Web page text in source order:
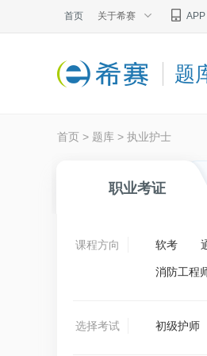
首页 关于希赛 APP
题
首页 > 题库 > 执业护士
职业考证
课程方向 软考
消防工程
选择考试 初级护师